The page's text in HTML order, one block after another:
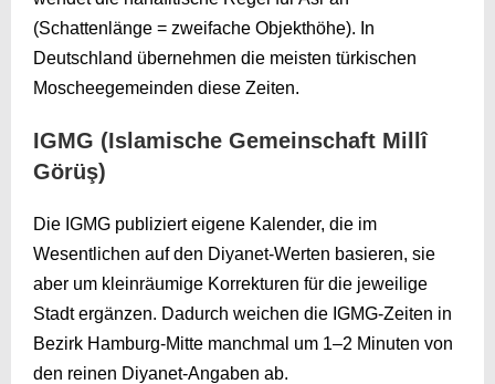
(Schattenlänge = zweifache Objekthöhe). In
Deutschland übernehmen die meisten türkischen
Moscheegemeinden diese Zeiten.
IGMG (Islamische Gemeinschaft Millî
Görüş)
Die IGMG publiziert eigene Kalender, die im
Wesentlichen auf den Diyanet-Werten basieren, sie
aber um kleinräumige Korrekturen für die jeweilige
Stadt ergänzen. Dadurch weichen die IGMG-Zeiten in
Bezirk Hamburg-Mitte manchmal um 1–2 Minuten von
den reinen Diyanet-Angaben ab.